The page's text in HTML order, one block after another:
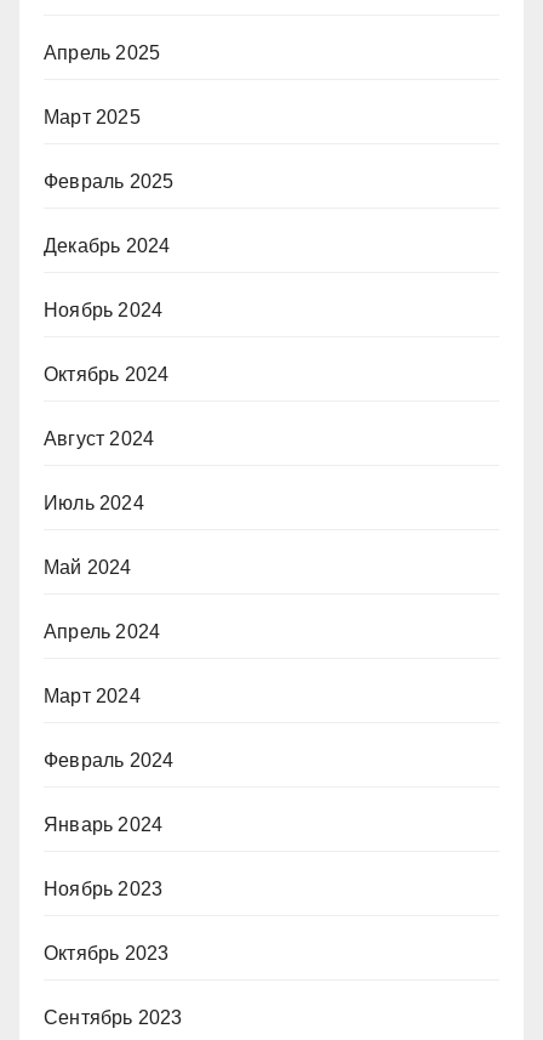
Апрель 2025
Март 2025
Февраль 2025
Декабрь 2024
Ноябрь 2024
Октябрь 2024
Август 2024
Июль 2024
Май 2024
Апрель 2024
Март 2024
Февраль 2024
Январь 2024
Ноябрь 2023
Октябрь 2023
Сентябрь 2023